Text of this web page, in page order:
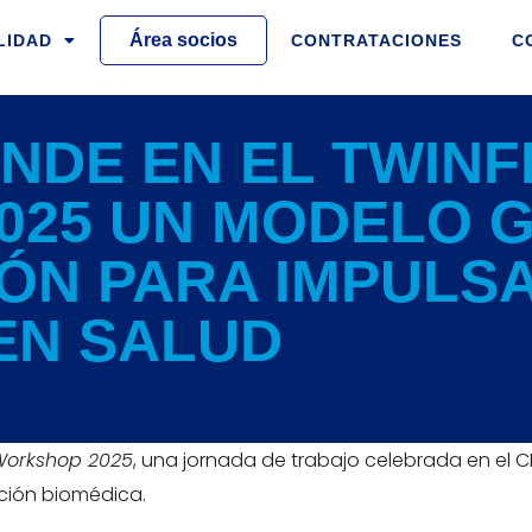
Área socios CONTRATACIONES
EN EL
UN MODELO
PARA
SALUD
2025, una jornada de trabajo celebrada en el
biomédica.